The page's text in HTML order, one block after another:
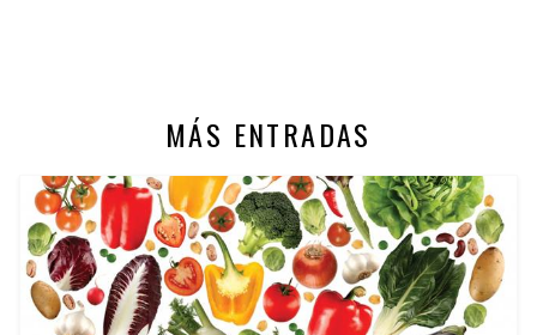
MÁS ENTRADAS